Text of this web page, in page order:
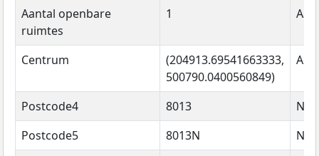
Aantal openbare
ruimtes
1
Centrum
(204913.69541663333,
500790.0400560849)
Postcode4 8013
Postcode5
8013N